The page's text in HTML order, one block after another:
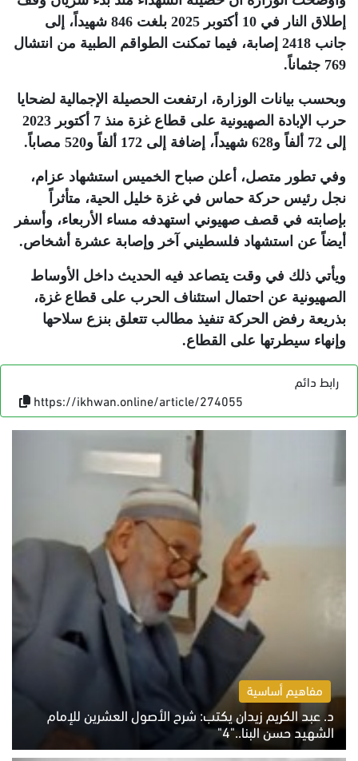
إطلاق النار في 10 أكتوبر 2025 بلغت 846 شهيداً، إلى
جانب 2418 إصابة، فيما تمكنت الطواقم الطبية من انتشال
769 جثماناً
.
وبحسب بيانات الوزارة، ارتفعت الحصيلة الإجمالية لضحايا
حرب الإبادة الصهيونية على قطاع غزة منذ 7 أكتوبر 2023
إلى 72 ألفاً و628 شهيداً، إضافة إلى 172 ألفاً و520 مصاباً
.
وفي تطور متصل، أعلن صباح الخميس استشهاد عزام،
نجل رئيس حركة حماس في غزة خليل الحية، متأثراً
بإصابته في قصف صهيوني استهدفه مساء الأربعاء، وأسفر
أيضاً عن استشهاد فلسطيني آخر وإصابة عشرة أشخاص.
ويأتي ذلك في وقت يتصاعد فيه الحديث داخل الأوساط
الصهيونية عن احتمال استئناف الحرب على قطاع غزة،
بذريعة رفض الحركة تنفيذ مطالب تتعلق بنزع سلاحها
وإنهاء سيطرتها على القطاع.
رابط دائم
https://ikhwan.online/article/274055
مفاهيم أساسية
د. عبد الكريم زيدان يكتب: شرح الأصول العشرين للإمام
الشهيد حسن البنا.."4"
الخميس 6 أغسطس 2026 10:27 ص